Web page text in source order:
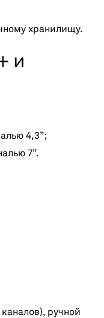
хранилищу.
и
4,3”;
7”.
ручной